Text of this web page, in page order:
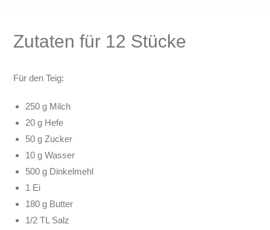
Zutaten für 12 Stücke
Für den Teig:
250 g Milch
20 g Hefe
50 g Zucker
10 g Wasser
500 g Dinkelmehl
1 Ei
180 g Butter
1/2 TL Salz